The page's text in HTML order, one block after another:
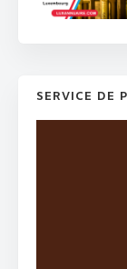
SERVICE DE